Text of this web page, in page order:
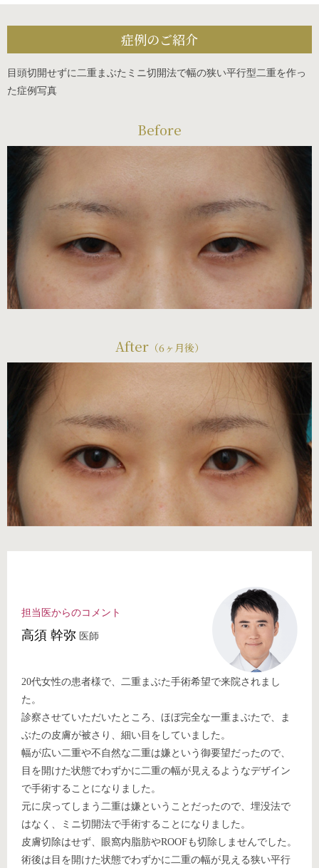
症例のご紹介
目頭切開せずに二重まぶたミニ切開法で幅の狭い平行型二重を作っ
た症例写真
Before
After（6ヶ月後）
担当医からのコメント
⾼須 幹弥 医師
20代女性の患者様で、二重まぶた手術希望で来院されまし
た。
診察させていただいたところ、ほぼ完全な一重まぶたで、ま
ぶたの皮膚が被さり、細い目をしていました。
幅が広い二重や不自然な二重は嫌という御要望だったので、
目を開けた状態でわずかに二重の幅が見えるようなデザイン
で手術することになりました。
元に戻ってしまう二重は嫌ということだったので、埋没法で
はなく、ミニ切開法で手術することになりました。
皮膚切除はせず、眼窩内脂肪やROOFも切除しませんでした。
術後は目を開けた状態でわずかに二重の幅が見える狭い平行